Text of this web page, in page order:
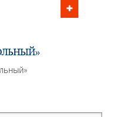
до 21:00 МСК
30